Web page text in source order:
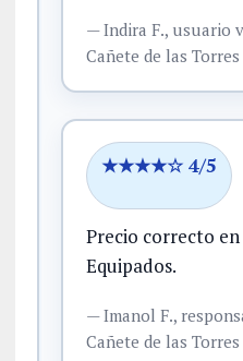
—Indira F., usuario
Cañete de las Torres
★★★★☆ 4/5
Precio correcto
Equipados.
—Imanol F.,
Cañete de las Torres